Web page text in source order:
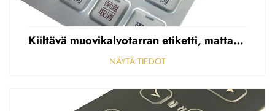
Kiiltävä muovikalvotarran etiketti, mattapintainen etupaneelin tarran etiketti, korostettu polycarbonaattipäällys
NÄYTÄ TIEDOT